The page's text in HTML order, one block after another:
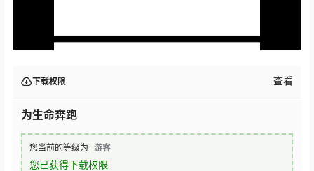
下载权限 查看
为生命奔跑
您当前的等级为 游客
您已获得下载权限